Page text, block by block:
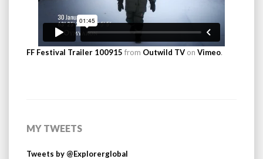
FF Festival Trailer 100915 from Outwild TV on Vimeo.
MY TWEETS
Tweets by @Explorerglobal